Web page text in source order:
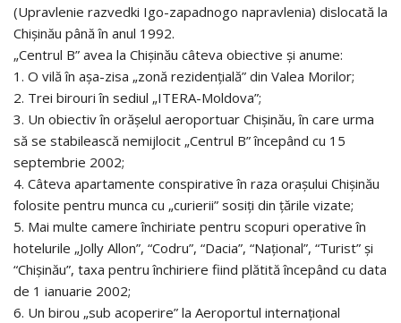
(Upravlenie razvedki Igo-zapadnogo napravlenia) dislocată la
Chișinău până în anul 1992.
„Centrul B” avea la Chișinău câteva obiective și anume:
1. O vilă în așa-zisa „zonă rezidențială” din Valea Morilor;
2. Trei birouri în sediul „ITERA-Moldova”;
3. Un obiectiv în orășelul aeroportuar Chișinău, în care urma
să se stabilească nemijlocit „Centrul B” începând cu 15
septembrie 2002;
4. Câteva apartamente conspirative în raza orașului Chișinău
folosite pentru munca cu „curierii” sosiți din țările vizate;
5. Mai multe camere închiriate pentru scopuri operative în
hotelurile „Jolly Allon”, “Codru”, “Dacia”, “Național”, “Turist” și
“Chișinău”, taxa pentru închiriere fiind plătită începând cu data
de 1 ianuarie 2002;
6. Un birou „sub acoperire” la Aeroportul internațional